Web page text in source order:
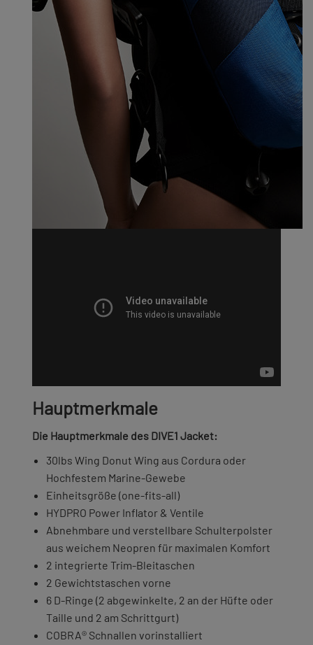
Hauptmerkmale
Die Hauptmerkmale des DIVE1 Jacket:
30lbs Wing Donut Wing aus Cordura oder
Hochfestem Marine-Gewebe
Einheitsgröße (one-fits-all)
HYDPRO Power Inflator & Ventile
Abnehmbare und verstellbare Schulterpolster
aus weichem Neopren für maximalen Komfort
2 integrierte Trim-Bleitaschen
2 Gewichtstaschen vorne
6 D-Ringe (2 abgewinkelte, 2 an der Hüfte oder
Taille und 2 am Schrittgurt)
COBRA® Schnallen vorinstalliert